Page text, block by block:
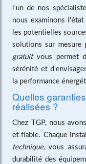
l'un de nos
nous examinons
les potentielles
solutions sur
gratuitvous permet
sérénité et
la performance
Quelles
réalisées ?
Chez TGP, nous
et fiable. Chaque
technique, vous
durabilité des